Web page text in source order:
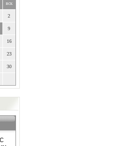
вск
2
9
16
23
30